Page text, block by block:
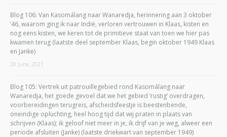
Blog 106: Van Kasomálang naar Wanaredja, herinnering aan 3 oktober
’46, waarom ging ik naar Indië, verloren vertrouwen in Klaas, kisten en
nog eens kisten, we keren tot de primitieve staat van toen we hier pas
kwamen terug (laatste deel september Klaas, begin oktober 1949 Klaas
en Janke)
28 June, 2021
Blog 105: Vertrek uit patrouillegebied rond Kasomálang naar
Wanaredja, het goede gevoel dat we het gebied ‘rustig’ overdragen,
voorbereidingen terugreis, afscheidsfeestje is beestenbende,
oneindige opluchting, heel hoog tijd dat wij praten in plaats van
schrijven (Klaas); ik geloof niet meer in je, ik drijf van je weg, alweer een
periode afsluiten (Janke) (laatste driekwart van september 1949)